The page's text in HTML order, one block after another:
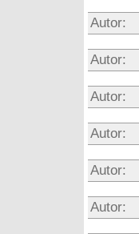
Autor:
Autor:
Autor:
Autor:
Autor:
Autor: